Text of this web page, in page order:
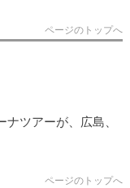
ページのトップへ
ナツアーが、広島、
ページのトップへ